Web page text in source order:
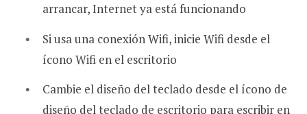
arrancar, Internet ya está funcionando
Si usa una conexión Wifi, inicie Wifi desde el
ícono Wifi en el escritorio
Cambie el diseño del teclado desde el ícono de
diseño del teclado de escritorio para escribir en